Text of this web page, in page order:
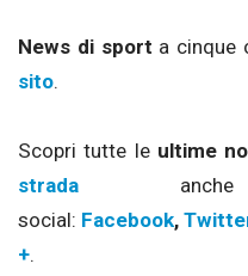
News di sport a cinque
sito.
Scopri tutte le ultime
strada
social: Facebook,
+.